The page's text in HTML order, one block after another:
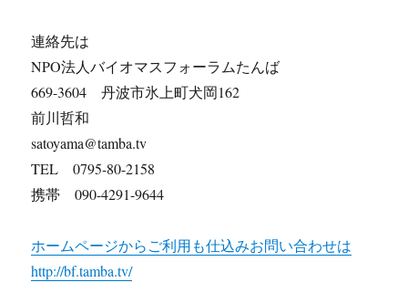
連絡先は
NPO法人バイオマスフォーラムたんば
669-3604 丹波市氷上町犬岡162
前川哲和
satoyama@tamba.tv
TEL 0795-80-2158
携帯 090-4291-9644
ホームページからご利用も仕込みお問い合わせは
http://bf.tamba.tv/